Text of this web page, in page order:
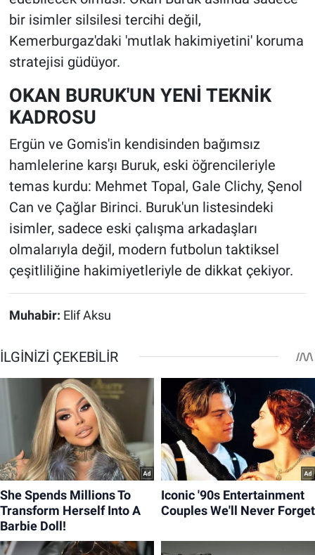
bir isimler silsilesi tercihi değil,
Kemerburgaz'daki 'mutlak hakimiyetini' koruma
stratejisi güdüyor.
OKAN BURUK'UN YENİ TEKNİK
KADROSU
Ergün ve Gomis'in kendisinden bağımsız
hamlelerine karşı Buruk, eski öğrencileriyle
temas kurdu: Mehmet Topal, Gale Clichy, Şenol
Can ve Çağlar Birinci. Buruk'un listesindeki
isimler, sadece eski çalışma arkadaşları
olmalarıyla değil, modern futbolun taktiksel
çeşitliliğine hakimiyetleriyle de dikkat çekiyor.
Muhabir: Elif Aksu